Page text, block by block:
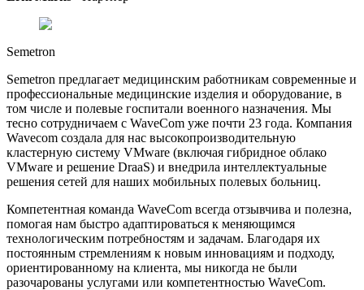
Semetron
Semetron предлагает медицинским работникам современные и
профессиональные медицинские изделия и оборудование, в
том числе и полевые госпитали военного назначения. Мы
тесно сотрудничаем с WaveCom уже почти 23 года. Компания
Wavecom создала для нас высокопроизводительную
кластерную систему VMware (включая гибридное облако
VMware и решение DraaS) и внедрила интеллектуальные
решения сетей для наших мобильных полевых больниц.
Компетентная команда WaveCom всегда отзывчива и полезна,
помогая нам быстро адаптироваться к меняющимся
технологическим потребностям и задачам. Благодаря их
постоянным стремлениям к новым инновациям и подходу,
ориентированному на клиента, мы никогда не были
разочарованы услугами или компетентностью WaveCom.